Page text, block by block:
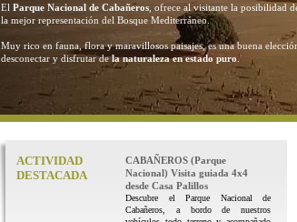
El Parque Nacional de Cabañeros , ofrece al visitante la posibilidad
la mejor representación del Bosque Mediterráneo.
Muy rico en fauna, flora y maravillosos paisajes, es una buena
desconectar y disfrutar dela naturaleza en estado puro .
ACTIVIDAD
DESTACADA
CABAÑEROS (Parque
Nacional) Visita guiada 4x4
desde Casa Palillos
Descubre el Parque Nacional de
Cabañeros, a bordo de nuestros